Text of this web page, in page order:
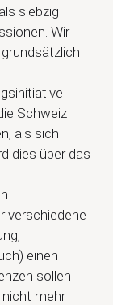
siebzig
Wir
Schweiz
als sich
dies über das
verschiedene
einen
sollen
mehr